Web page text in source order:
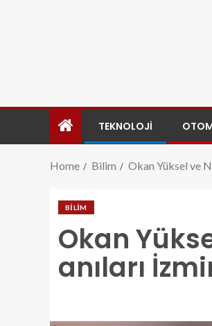
TEKNOLOJI
Home Bilim Okan Yüksel ve
BILIM
Okan
anıları